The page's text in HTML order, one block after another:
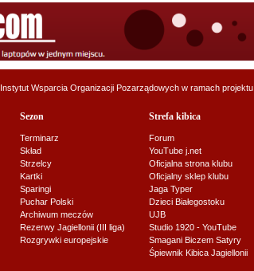
Instytut Wsparcia Organizacji Pozarządowych w ramach projektu
Sezon
Terminarz
Skład
Strzelcy
Kartki
Sparingi
Puchar Polski
Archiwum meczów
Rezerwy Jagiellonii (III liga)
Rozgrywki europejskie
Strefa kibica
Forum
YouTube j.net
Oficjalna strona klubu
Oficjalny sklep klubu
Jaga Typer
Dzieci Białegostoku
UJB
Studio 1920 - YouTube
Smagani Biczem Satyry
Śpiewnik Kibica Jagiellonii